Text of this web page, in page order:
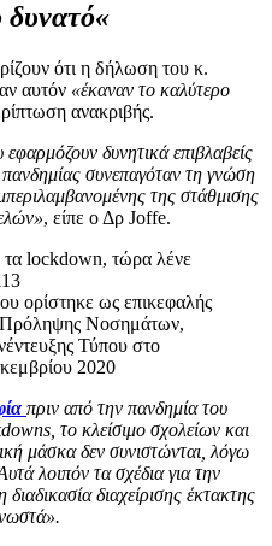
δυνατό«
ότι η δήλωση του κ.
αυτόν «έκαναν το καλύτερο
ανακριβής.
δυνητικά επιβλαβείς
πανδημίας συνεπαγόταν τη γνώση
της στάθμισης
, είπε ο Δρ Joffe.
ορίστηκε ως επικεφαλής
Νοσημάτων,
Τύπου στο
2020
πριν από την πανδημία του
το κλείσιμο σχολείων και
μάσκα δεν συνιστώνται, λόγω
λοιπόν τα σχέδια για την
διαχείρισης έκτακτης